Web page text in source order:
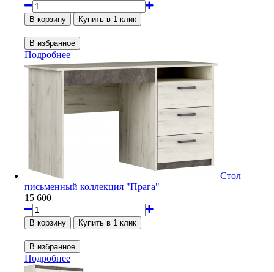
Подробнее
Стол
письменный коллекция "Прага"
15 600
Подробнее